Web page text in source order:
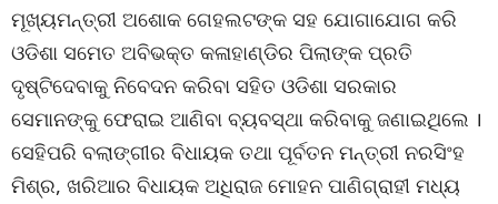
ମୂଖ୍ୟମନ୍ତ୍ରୀ ଅଶୋକ ଗେହଲଟଙ୍କ ସହ ଯୋଗାଯୋଗ କରି
ଓଡିଶା ସମେତ ଅବିଭକ୍ତ କଳାହାଣ୍ଡିର ପିଲାଙ୍କ ପ୍ରତି
ଦୃଷ୍ଟିଦେବାକୁ ନିବେଦନ କରିବା ସହିତ ଓଡିଶା ସରକାର
ସେମାନଙ୍କୁ ଫେରାଇ ଆଣିବା ବ୍ୟବସ୍ଥା କରିବାକୁ ଜଣାଇଥିଲେ ।
ସେହିପରି ବଲାଙ୍ଗୀର ବିଧାୟକ ତଥା ପୂର୍ବତନ ମନ୍ତ୍ରୀ ନରସିଂହ
ମିଶ୍ର, ଖରିଆର ବିଧାୟକ ଅଧିରାଜ ମୋହନ ପାଣିଗ୍ରାହୀ ମଧ୍ୟ